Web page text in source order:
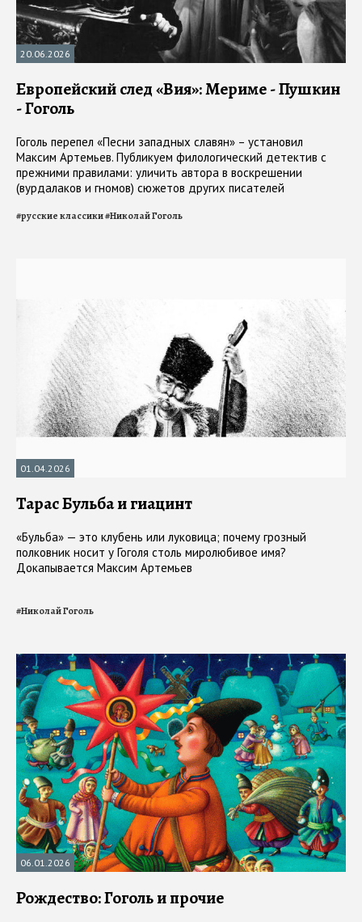
20.06.2026
Европейский след «Вия»: Мериме - Пушкин
- Гоголь
Гоголь перепел «Песни западных славян» – установил
Максим Артемьев. Публикуем филологический детектив с
прежними правилами: уличить автора в воскрешении
(вурдалаков и гномов) сюжетов других писателей
#русские классики#Николай Гоголь
01.04.2026
Тарас Бульба и гиацинт
«Бульба» — это клубень или луковица; почему грозный
полковник носит у Гоголя столь миролюбивое имя?
Докапывается Максим Артемьев
#Николай Гоголь
06.01.2026
Рождество: Гоголь и прочие